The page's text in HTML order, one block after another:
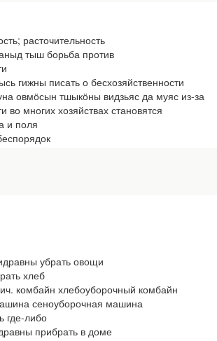
расточительность
тыш борьба против
гижны писать о бесхозяйственности
овмӧсын тшыкӧны видзьяс да муяс из-за
во многих хозяйствах становятся
и поля
убрать овощи
хлеб
комбайн хлебоуборочный комбайн
сеноуборочная машина
где-либо
прибрать в доме